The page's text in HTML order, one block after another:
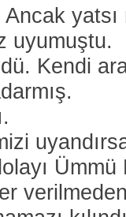
yatsı
uyumuştu.
Kendi
Ümmü